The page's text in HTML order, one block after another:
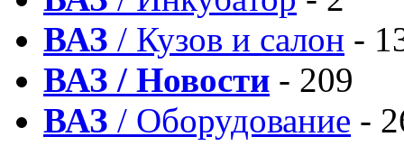
ВАЗ / Кузов и салон -
ВАЗ / Новости - 209
ВАЗ / Оборудование -